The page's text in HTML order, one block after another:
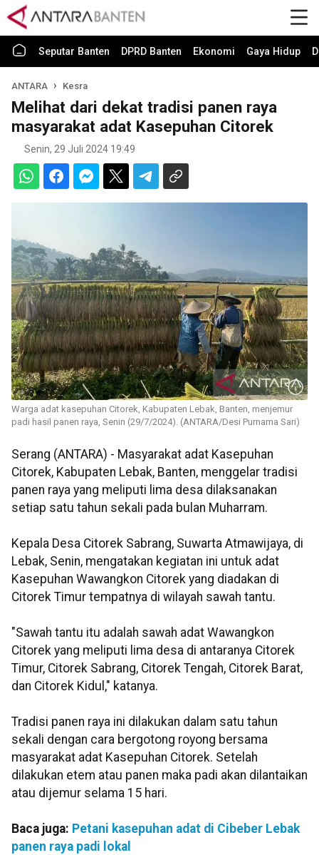
Seputar Banten DPRD Banten Ekonomi Gaya Hidup
ANTARA Kesra
Melihat dari dekat tradisi panen raya
masyarakat adat Kasepuhan Citorek
Senin, 29 Juli 2024 19:49
Warga adat kasepuhan Citorek, Kabupaten Lebak, Banten, menjemur
padi hasil panen raya, Senin (29/7/2024). (ANTARA/Desi Purnama Sari)
Serang (ANTARA) - Masyarakat adat Kasepuhan
Citorek, Kabupaten Lebak, Banten, menggelar tradisi
panen raya yang meliputi lima desa dilaksanakan
setiap satu tahun sekali pada bulan Muharram.
Kepala Desa Citorek Sabrang, Suwarta Atmawijaya, di
Lebak, Senin, mengatakan kegiatan ini untuk adat
Kasepuhan Wawangkon Citorek yang diadakan di
Citorek Timur tempatnya di wilayah sawah tantu.
"Sawah tantu itu adalah sawah adat Wawangkon
Citorek yang meliputi lima desa di antaranya Citorek
Timur, Citorek Sabrang, Citorek Tengah, Citorek Barat,
dan Citorek Kidul," katanya.
Tradisi panen raya ini dilakukan dalam satu tahun
sekali dengan cara bergotong royong bersama
masyarakat adat Kasepuhan Citorek. Setelah
dilakukan etem atau panen maka padi akan dilantaikan
atau dijemur selama 15 hari.
Baca juga: Petani kasepuhan adat di Cibeber Lebak
panen raya padi lokal